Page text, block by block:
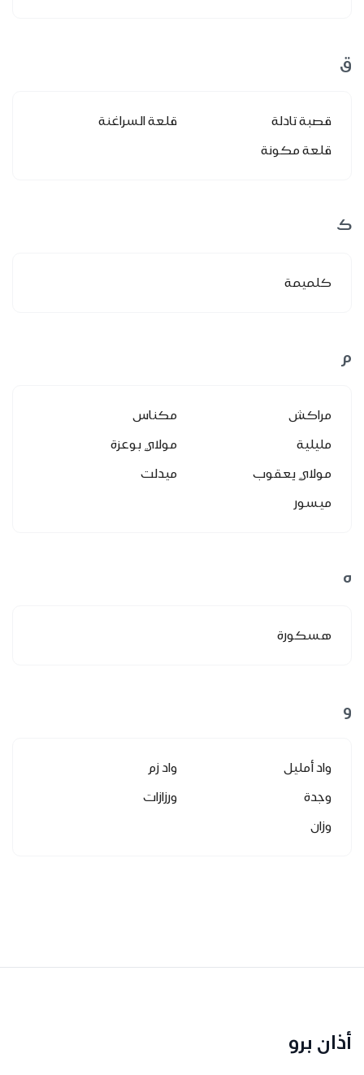
ق
قصبة تادلة
قلعة السراغنة
قلعة مكونة
ك
كلميمة
م
مراكش
مكناس
مليلية
مولاي بوعزة
مولاي يعقوب
ميدلت
ميسور
ه
هسكورة
و
واد أمليل
واد زم
وجدة
ورزازات
وزان
أذان برو